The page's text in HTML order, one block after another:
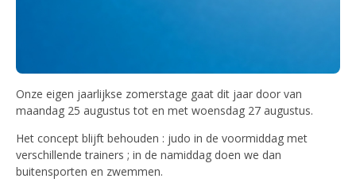
Onze eigen jaarlijkse zomerstage gaat dit jaar door van
maandag 25 augustus tot en met woensdag 27 augustus.
Het concept blijft behouden : judo in de voormiddag met
verschillende trainers ; in de namiddag doen we dan
buitensporten en zwemmen.